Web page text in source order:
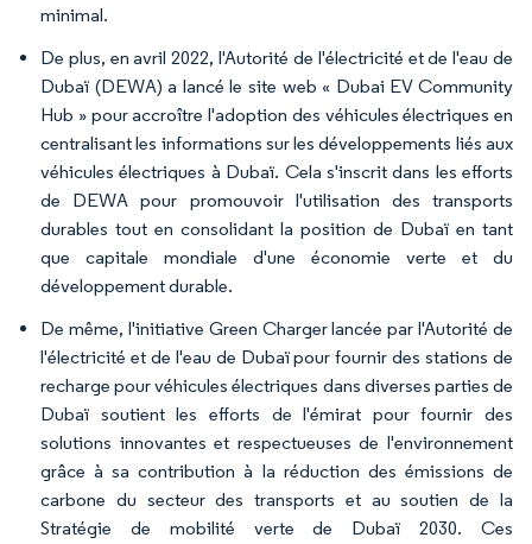
minimal.
De plus, en avril 2022, l'Autorité de l'électricité et de l'eau de
Dubaï (DEWA) a lancé le site web « Dubai EV Community
Hub » pour accroître l'adoption des véhicules électriques en
centralisant les informations sur les développements liés aux
véhicules électriques à Dubaï. Cela s'inscrit dans les efforts
de DEWA pour promouvoir l'utilisation des transports
durables tout en consolidant la position de Dubaï en tant
que capitale mondiale d'une économie verte et du
développement durable.
De même, l'initiative Green Charger lancée par l'Autorité de
l'électricité et de l'eau de Dubaï pour fournir des stations de
recharge pour véhicules électriques dans diverses parties de
Dubaï soutient les efforts de l'émirat pour fournir des
solutions innovantes et respectueuses de l'environnement
grâce à sa contribution à la réduction des émissions de
carbone du secteur des transports et au soutien de la
Stratégie de mobilité verte de Dubaï 2030. Ces